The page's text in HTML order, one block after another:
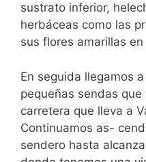
sustrato inferior,
herbáceas como las
sus flores amarillas
En seguida llegamos
pequeñas sendas que
carretera que lleva a
Continuamos as-
sendero hasta